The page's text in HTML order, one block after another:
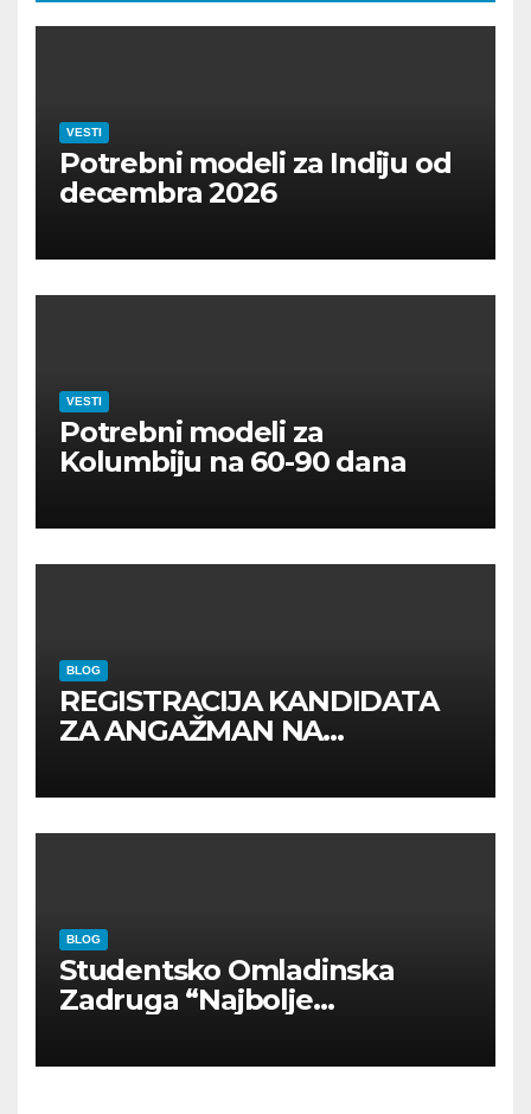
VESTI
Potrebni modeli za Indiju od
decembra 2026
VESTI
Potrebni modeli za
Kolumbiju na 60-90 dana
BLOG
REGISTRACIJA KANDIDATA
ZA ANGAŽMAN NA
BLOG
Studentsko Omladinska
Zadruga “Najbolje